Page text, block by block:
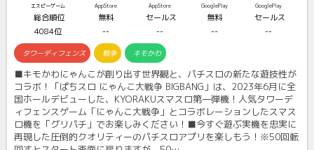
エスピーゲーム
総合順位
4084位
AppStore
無料
--
AppStore
セールス
--
GooglePlay
無料
--
GooglePlay
セールス
--
タワーディフェンス 戦争 キモかわ
■キモかわにゃんこが創り出す世界観と、パチスロの新たな遊技性が
コラボ！「ぱちスロ にゃんこ大戦争 BIGBANG」は、2023年6月に全
国ホールデビューした、KYORAKUスマスロ第一弾機！人気タワーデ
ィフェンスゲーム「にゃんこ大戦争」とコラボレーションしたスマス
ロ機を「グリパチ」でお楽しみください！■今すぐ遊ぶ実機を忠実に
再現した圧倒的クオリティーのパチスロアプリを楽しもう！※50回転